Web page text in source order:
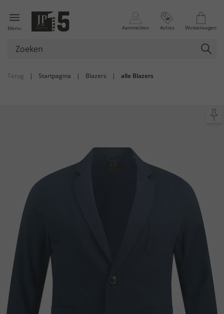
Menu Aanmelden Acties Winkelwagen
Terug | Startpagina | Blazers | alle Blazers